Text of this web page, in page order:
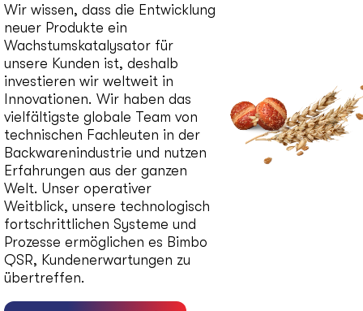
Wir wissen, dass die Entwicklung
neuer Produkte ein
Wachstumskatalysator für
unsere Kunden ist, deshalb
investieren wir weltweit in
Innovationen. Wir haben das
vielfältigste globale Team von
technischen Fachleuten in der
Backwarenindustrie und nutzen
Erfahrungen aus der ganzen
Welt. Unser operativer
Weitblick, unsere technologisch
fortschrittlichen Systeme und
Prozesse ermöglichen es Bimbo
QSR, Kundenerwartungen zu
übertreffen.